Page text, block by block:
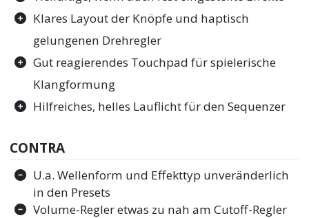
Klares Layout der Knöpfe und haptisch
gelungenen Drehregler
Gut reagierendes Touchpad für spielerische
Klangformung
Hilfreiches, helles Lauflicht für den Sequenzer
CONTRA
U.a. Wellenform und Effekttyp unveränderlich
in den Presets
Volume-Regler etwas zu nah am Cutoff-Regler